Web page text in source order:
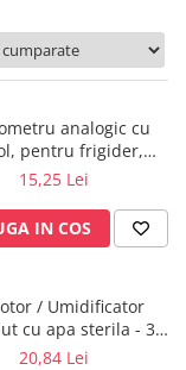
analogic cu
pentru frigider,
vitrina frigorifica -
15,25 Lei
IN COS
/ Umidificator
cu apa sterila - 350
ml - Amsino
20,84 Lei